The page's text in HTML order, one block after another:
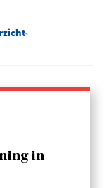
in